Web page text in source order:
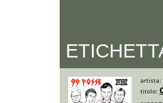
artista:
titolo: